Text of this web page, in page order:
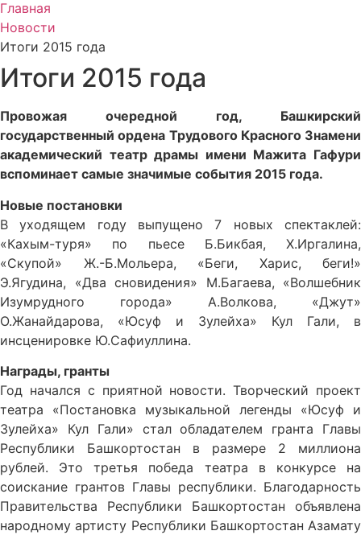
Главная
Новости
Итоги 2015 года
Итоги 2015 года
Провожая очередной год, Башкирский
государственный ордена Трудового Красного Знамени
академический театр драмы имени Мажита Гафури
вспоминает самые значимые события 2015 года.
Новые постановки
В уходящем году выпущено 7 новых спектаклей:
«Кахым-туря» по пьесе Б.Бикбая, Х.Иргалина,
«Скупой» Ж.-Б.Мольера, «Беги, Харис, беги!»
Э.Ягудина, «Два сновидения» М.Багаева, «Волшебник
Изумрудного города» А.Волкова, «Джут»
О.Жанайдарова, «Юсуф и Зулейха» Кул Гали, в
инсценировке Ю.Сафиуллина.
Награды, гранты
Год начался с приятной новости. Творческий проект
театра «Постановка музыкальной легенды «Юсуф и
Зулейха» Кул Гали» стал обладателем гранта Главы
Республики Башкортостан в размере 2 миллиона
рублей. Это третья победа театра в конкурсе на
соискание грантов Главы республики. Благодарность
Правительства Республики Башкортостан объявлена
народному артисту Республики Башкортостан Азамату